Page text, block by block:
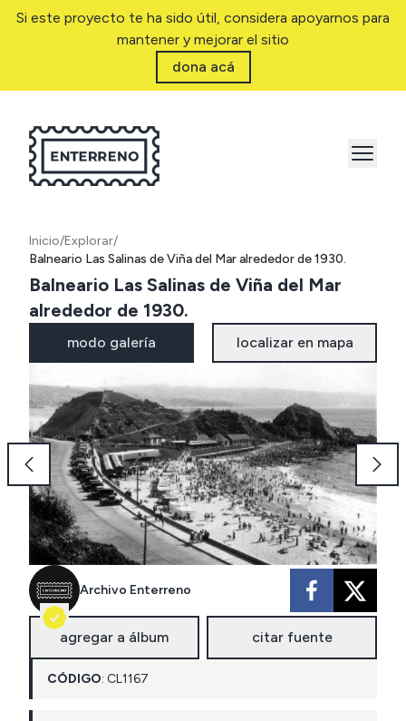
Si este proyecto te ha sido útil, considera apoyarnos para
mantener y mejorar el sitio
dona acá
Inicio/Explorar/
Balneario Las Salinas de Viña del Mar alrededor de 1930.
Balneario Las Salinas de Viña del Mar
alrededor de 1930.
modo galería localizar en mapa
Archivo Enterreno
agregar a álbum citar fuente
CÓDIGO: CL1167